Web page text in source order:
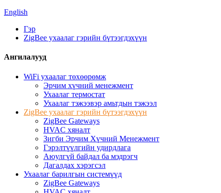
English
Гэр
ZigBee ухаалаг гэрийн бүтээгдэхүүн
Ангилалууд
WiFi ухаалаг төхөөрөмж
Эрчим хүчний менежмент
Ухаалаг термостат
Ухаалаг тэжээвэр амьтдын тэжээл
ZigBee ухаалаг гэрийн бүтээгдэхүүн
ZigBee Gateways
HVAC хяналт
Зигби Эрчим Хүчний Менежмент
Гэрэлтүүлгийн удирдлага
Аюулгүй байдал ба мэдрэгч
Дагалдах хэрэгсэл
Ухаалаг барилгын системүүд
ZigBee Gateways